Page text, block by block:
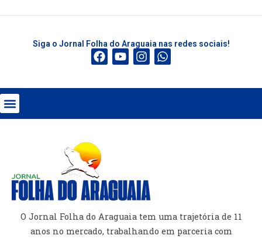
Siga o Jornal Folha do Araguaia nas redes sociais!
O Jornal Folha do Araguaia tem uma trajetória de 11
anos no mercado, trabalhando em parceria com